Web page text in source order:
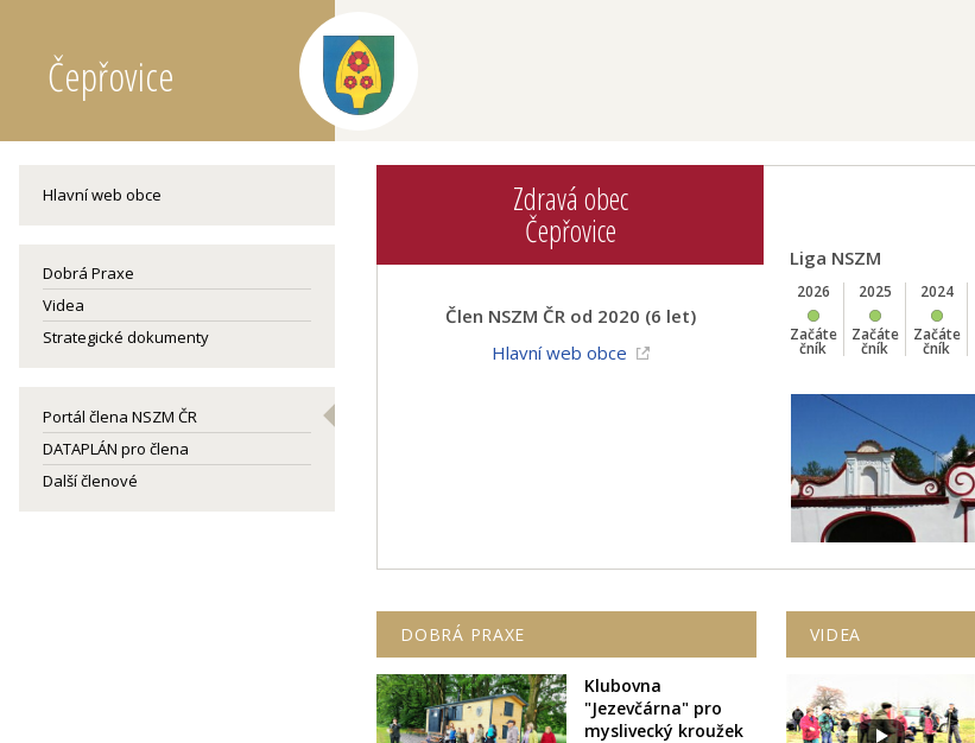
Čepřovice
Hlavní web obce
Dobrá Praxe
Videa
Strategické dokumenty
Portál člena NSZM ČR
DATAPLÁN pro člena
Další členové
Zdravá obec
Čepřovice
Člen NSZM ČR od 2020 (6 let)
Hlavní web obce
Liga NSZM
2026
Začáte
čník
2025
Začáte
čník
2024
Začáte
čník
DOBRÁ PRAXE
Klubovna
"Jezevčárna" pro
myslivecký kroužek
VIDEA